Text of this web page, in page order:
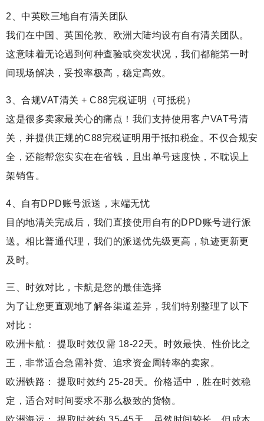
2、中英欧三地自有清关团队
我们在中国、英国伦敦、欧洲大陆均设有自有清关团队。
这意味着无论遇到何种查验或突发状况，我们都能第一时
间现场解决，妥投率极高，稳定高效。
3、合规VAT清关 + C88完税证明（可抵税）
这是很多卖家最关心的痛点！我们支持使用客户VAT号清
关，并提供正规的C88完税证明用于抵扣税金。不仅合规安
全，还能帮您实实在在省钱，且出单号速度快，不耽误上
架销售。
4、自有DPD账号派送，末端无忧
目的地清关完成后，我们直接使用自有的DPD账号进行派
送。相比普通代理，我们的派送优先级更高，轨迹更新更
及时。
三、时效对比，卡航是您的最佳选择
为了让您更直观地了解各渠道差异，我们特别整理了以下
对比：
欧洲卡航： 提取时效仅需 18-22天。时效最快、性价比之
王，非常适合急需补货、追求资金周转率的卖家。
欧洲铁路： 提取时效约 25-28天。价格适中，胜在时效稳
定，适合对时间要求不那么极致的货物。